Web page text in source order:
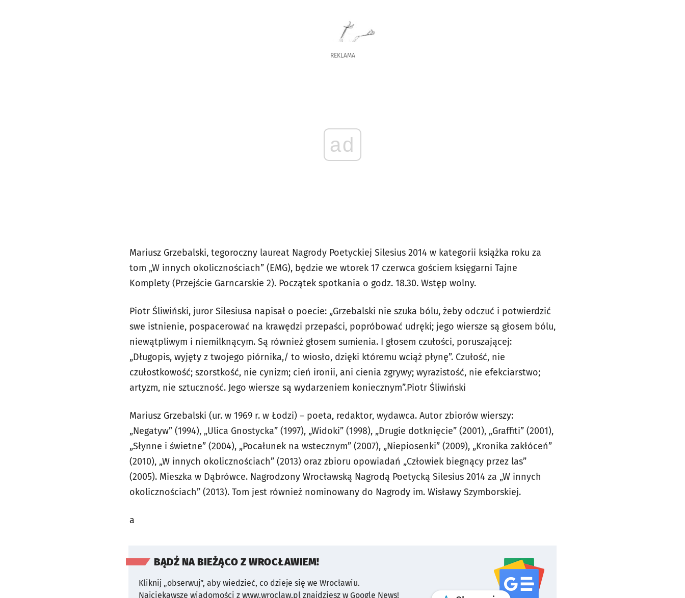
REKLAMA
ad
Mariusz Grzebalski, tegoroczny laureat Nagrody Poetyckiej Silesius 2014 w kategorii książka roku za
tom „W innych okolicznościach” (EMG), będzie we wtorek 17 czerwca gościem księgarni Tajne
Komplety (Przejście Garncarskie 2). Początek spotkania o godz. 18.30. Wstęp wolny.
Piotr Śliwiński, juror Silesiusa napisał o poecie: „Grzebalski nie szuka bólu, żeby odczuć i potwierdzić
swe istnienie, pospacerować na krawędzi przepaści, popróbować udręki; jego wiersze są głosem bólu,
niewątpliwym i niemilknącym. Są również głosem sumienia. I głosem czułości, poruszającej:
„Długopis, wyjęty z twojego piórnika,/ to wiosło, dzięki któremu wciąż płynę”. Czułość, nie
czułostkowość; szorstkość, nie cynizm; cień ironii, ani cienia zgrywy; wyrazistość, nie efekciarstwo;
artyzm, nie sztuczność. Jego wiersze są wydarzeniem koniecznym”.Piotr Śliwiński
Mariusz Grzebalski (ur. w 1969 r. w Łodzi) – poeta, redaktor, wydawca. Autor zbiorów wierszy:
„Negatyw” (1994), „Ulica Gnostycka” (1997), „Widoki” (1998), „Drugie dotknięcie” (2001), „Graffiti” (2001),
„Słynne i świetne” (2004), „Pocałunek na wstecznym” (2007), „Niepiosenki” (2009), „Kronika zakłóceń”
(2010), „W innych okolicznościach” (2013) oraz zbioru opowiadań „Człowiek biegnący przez las”
(2005). Mieszka w Dąbrówce. Nagrodzony Wrocławską Nagrodą Poetycką Silesius 2014 za „W innych
okolicznościach” (2013). Tom jest również nominowany do Nagrody im. Wisławy Szymborskiej.
a
BĄDŹ NA BIEŻĄCO Z WROCŁAWIEM!
Kliknij „obserwuj”, aby wiedzieć, co dzieje się we Wrocławiu.
Najciekawsze wiadomości z www.wroclaw.pl znajdziesz w Google News!